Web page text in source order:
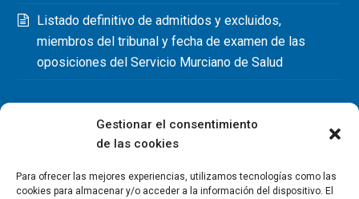
Gestionar el consentimiento
de las cookies
Para ofrecer las mejores experiencias, utilizamos tecnologías como las
cookies para almacenar y/o acceder a la información del dispositivo. El
Listado definitivo de admitidos y excluidos,
miembros del tribunal y fecha de examen de las
oposiciones del Servicio Murciano de Salud